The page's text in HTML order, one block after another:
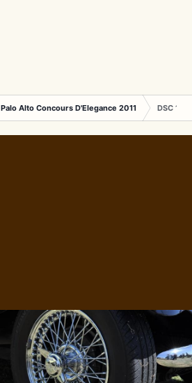
Palo Alto Concours D'Elegance 2011 DSC